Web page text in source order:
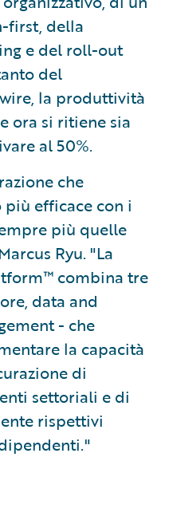
first, della
e del roll-out
del
la produttività
ora si ritiene sia
al 50%.
che
efficace con i
più quelle
Ryu. "La
combina tre
data and
- che
la capacità
di
settoriali e di
rispettivi